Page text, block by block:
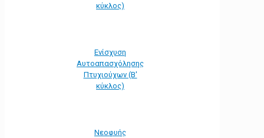
κύκλος)
Ενίσχυση
Αυτοαπασχόλησης
Πτυχιούχων (Β'
κύκλος)
Νεοφυής